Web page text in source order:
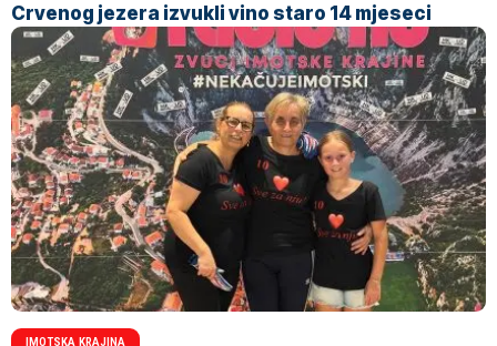
Crvenog jezera izvukli vino staro 14 mjeseci
IMOTSKA KRAJINA